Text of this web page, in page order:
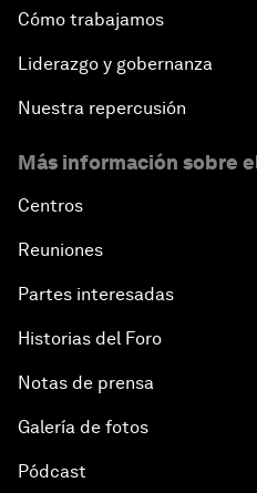
Cómo trabajamos
Liderazgo y gobernanza
Nuestra repercusión
Más información sobre
Centros
Reuniones
Partes interesadas
Historias del Foro
Notas de prensa
Galería de fotos
Pódcast